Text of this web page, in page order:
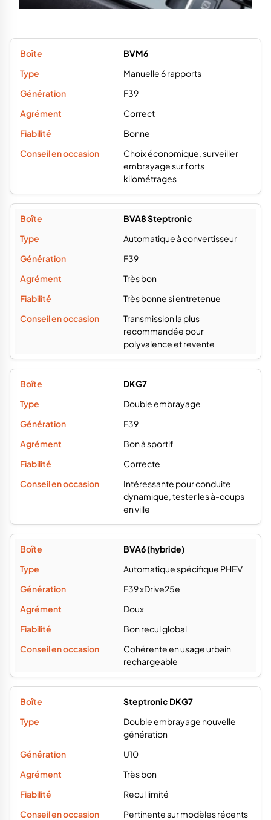
BVM6
Manuelle 6 rapports
F39
Correct
Bonne
Choix économique, surveiller
embrayage sur forts
kilométrages
BVA8 Steptronic
Automatique à convertisseur
F39
Très bon
Très bonne si entretenue
Transmission la plus
recommandée pour
polyvalence et revente
DKG7
Double embrayage
F39
Bon à sportif
Correcte
Intéressante pour conduite
dynamique, tester les à-coups
en ville
BVA6 (hybride)
Automatique spécifique PHEV
F39 xDrive25e
Doux
Bon recul global
Cohérente en usage urbain
rechargeable
Steptronic DKG7
Double embrayage nouvelle
génération
U10
Très bon
Recul limité
Pertinente sur modèles récents